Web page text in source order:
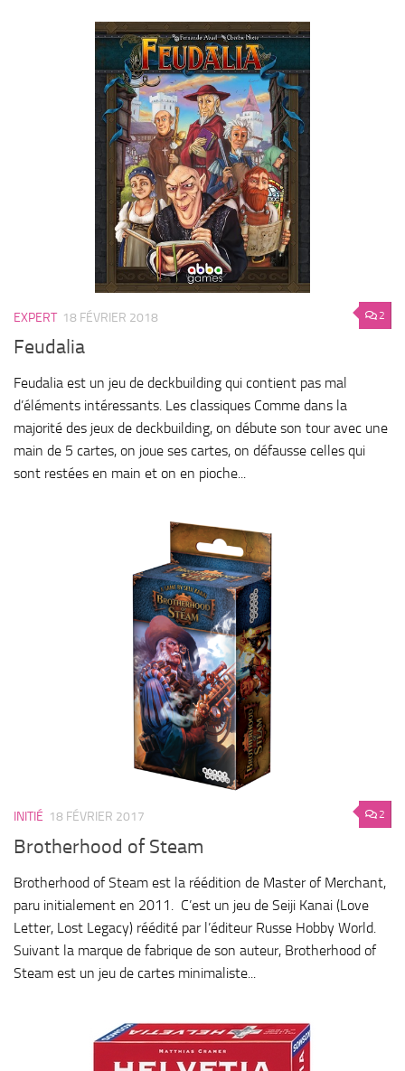
2
EXPERT 18 FÉVRIER 2018
Feudalia
Feudalia est un jeu de deckbuilding qui contient pas mal
d’éléments intéressants. Les classiques Comme dans la
majorité des jeux de deckbuilding, on débute son tour avec une
main de 5 cartes, on joue ses cartes, on défausse celles qui
sont restées en main et on en pioche...
2
INITIÉ 18 FÉVRIER 2017
Brotherhood of Steam
Brotherhood of Steam est la réédition de Master of Merchant,
paru initialement en 2011. C’est un jeu de Seiji Kanai (Love
Letter, Lost Legacy) réédité par l’éditeur Russe Hobby World.
Suivant la marque de fabrique de son auteur, Brotherhood of
Steam est un jeu de cartes minimaliste...